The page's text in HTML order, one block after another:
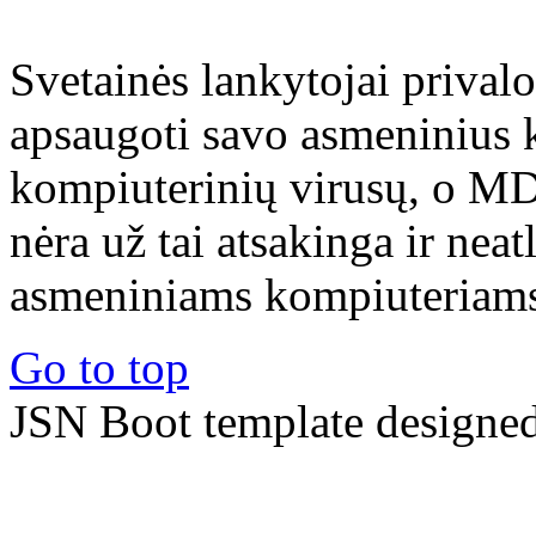
Svetainės lankytojai
apsaugoti savo
kompiuterinių virusų, o
nėra už tai atsakinga ir
asmeniniams
Go to top
JSN Boot template